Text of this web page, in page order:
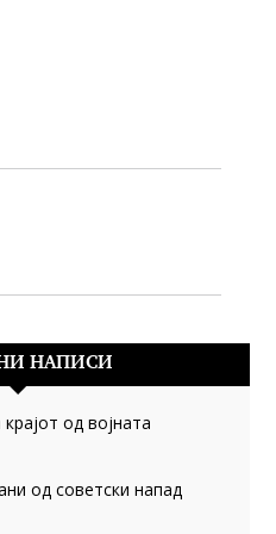
НАПИСИ
од војната
од советски напад